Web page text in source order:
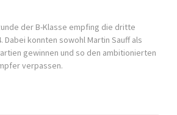
der B-Klasse empfing die dritte
Dabei konnten sowohl Martin Sauff als
gewinnen und so den ambitionierten
verpassen.